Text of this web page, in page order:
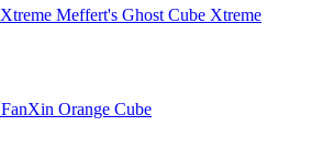
Meffert's Ghost Cube Xtreme
FanXin Orange Cube